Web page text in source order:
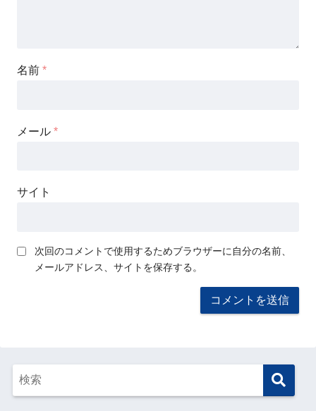
名前 *
メール *
サイト
次回のコメントで使用するためブラウザーに自分の名前、
メールアドレス、サイトを保存する。